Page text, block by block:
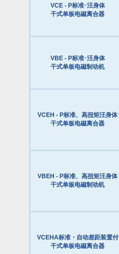
VCE - P标准･汪身体
干式单板电磁离合器
VBE - P标准･汪身体
干式单板电磁制动机
VCEH - P标准、高扭矩汪身体
干式单板电磁离合器
VBEH - P标准、高扭矩汪身体
干式单板电磁制动机
VCEHA标准・自动差距装置付
干式单板电磁离合器